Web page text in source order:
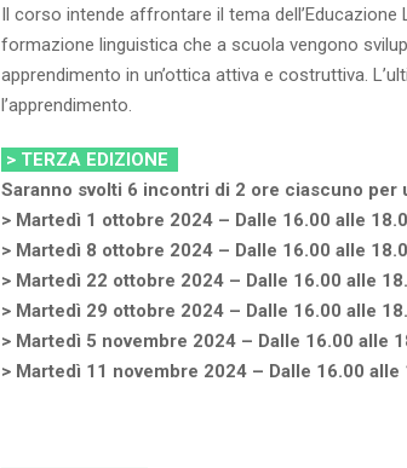
Il corso intende affrontare il tema
formazione linguistica che a scuola vengono
apprendimento in un’ottica attiva e costruttiva.
l’apprendimento.
> TERZA EDIZIONE
Saranno svolti 6 incontri di 2 ore ciascuno per
> Martedì 1 ottobre 2024 – Dalle 16.00 alle
> Martedì 8 ottobre 2024 – Dalle 16.00 alle
> Martedì 22 ottobre 2024 – Dalle 16.00 alle
> Martedì 29 ottobre 2024 – Dalle 16.00 alle
> Martedì 5 novembre 2024 – Dalle 16.00 alle
> Martedì 11 novembre 2024 – Dalle 16.00 alle